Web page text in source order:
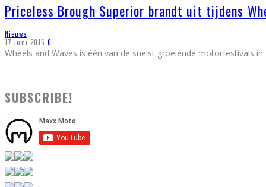
Priceless Brough Superior brandt uit tijdens
Nieuws
17 juni 2016 0
Wheels and Waves is één van de snelst groeiende motorfestivals
SUBSCRIBE!